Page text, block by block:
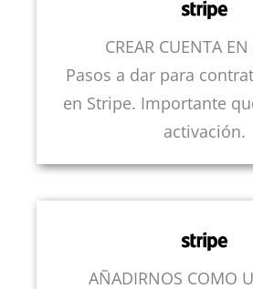
CREAR CUENTA EN
Pasos a dar para
en Stripe. Importante
activación.
AÑADIRNOS COMO